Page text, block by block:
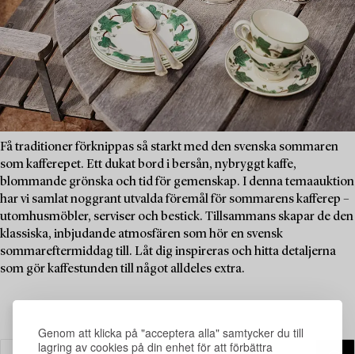
Genom att klicka på "acceptera alla" samtycker du till
lagring av cookies på din enhet för att förbättra
Få traditioner förknippas så starkt med den svenska sommaren
som kafferepet. Ett dukat bord i bersån, nybryggt kaffe,
blommande grönska och tid för gemenskap. I denna temaauktion
har vi samlat noggrant utvalda föremål för sommarens kafferep –
utomhusmöbler, serviser och bestick. Tillsammans skapar de den
klassiska, inbjudande atmosfären som hör en svensk
sommareftermiddag till. Låt dig inspireras och hitta detaljerna
som gör kaffestunden till något alldeles extra.